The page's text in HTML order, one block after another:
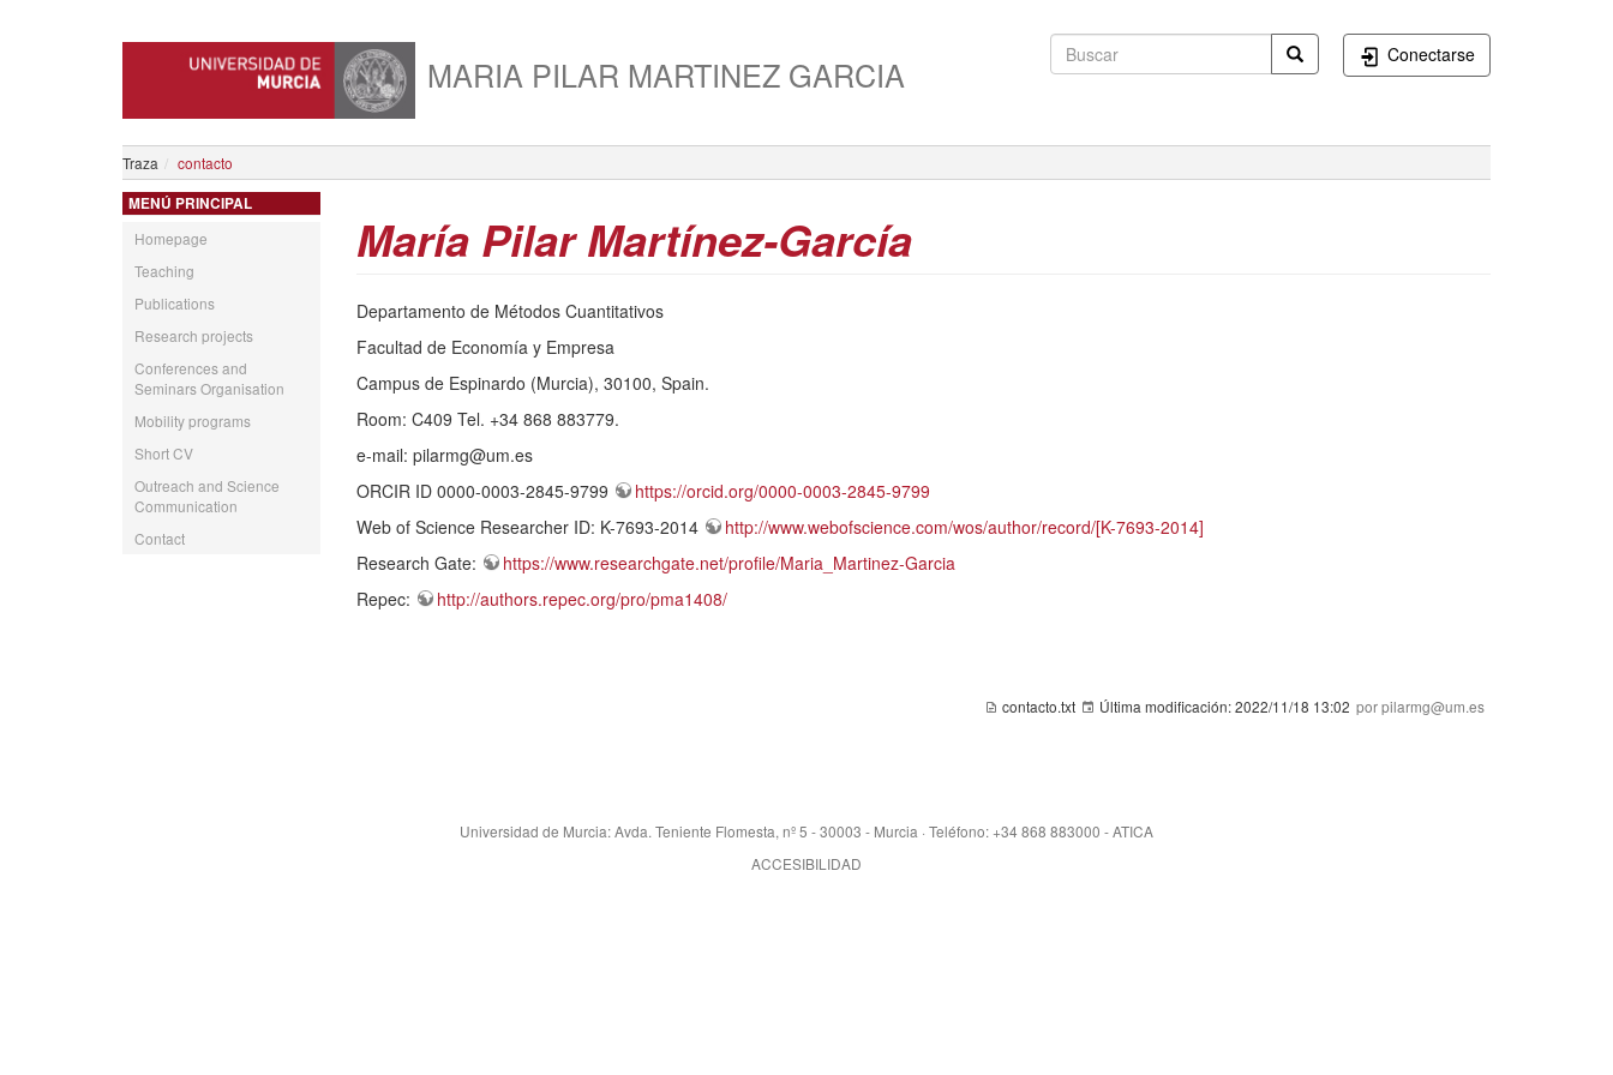
MARIA PILAR MARTINEZ GARCIA Conectarse
Traza
contacto
MENÚ PRINCIPAL
Homepage
Teaching
Publications
Research projects
Conferences and
Seminars Organisation
Mobility programs
Short CV
Outreach and Science
Communication
Contact
María Pilar Martínez-García
Departamento de Métodos Cuantitativos
Facultad de Economía y Empresa
Campus de Espinardo (Murcia), 30100, Spain.
Room: C409 Tel. +34 868 883779.
e-mail: pilarmg@um.es
ORCIR ID 0000-0003-2845-9799
https://orcid.org/0000-0003-2845-9799
Web of Science Researcher ID: K-7693-2014
http://www.webofscience.com/wos/author/record/[K-7693-2014]
Research Gate:
https://www.researchgate.net/profile/Maria_Martinez-Garcia
Repec:
http://authors.repec.org/pro/pma1408/
contacto.txt Última modificación:2022/11/18 13:02 por pilarmg@um.es
Universidad de Murcia: Avda. Teniente Flomesta, nº 5 - 30003 - Murcia · Teléfono: +34 868 883000 - ATICA
ACCESIBILIDAD